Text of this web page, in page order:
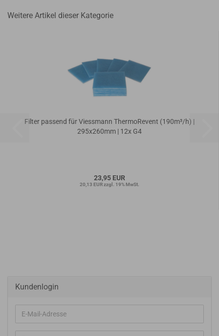
Weitere Artikel dieser Kategorie
Filter passend für Viessmann ThermoRevent (190m³/h) |
295x260mm | 12x G4
23,95 EUR
20,13 EUR zzgl. 19% MwSt.
Kundenlogin
E-
Mail-
Adresse